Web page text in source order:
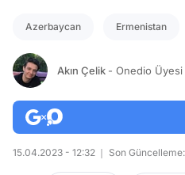
Azerbaycan Ermenistan
Akın Çelik - Onedio Üyesi
15.04.2023 - 12:32 Son